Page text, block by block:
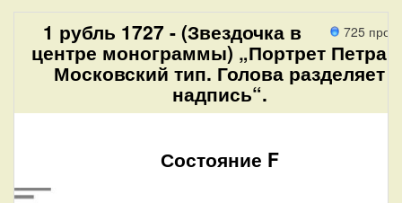
725
1 рубль 1727 - (Звездочка в
центре монограммы) „Портрет Петра
Московский тип. Голова разделяет
надпись“.
Состояние F